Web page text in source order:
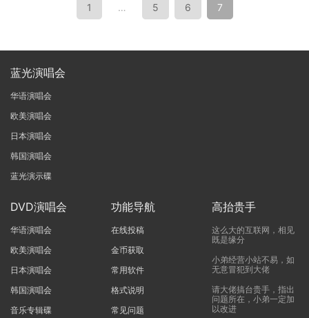
1 … 5 6 7
蓝光演唱会
华语演唱会
欧美演唱会
日本演唱会
韩国演唱会
蓝光演示碟
DVD演唱会
华语演唱会
欧美演唱会
日本演唱会
韩国演唱会
音乐专辑碟
功能导航
在线投稿
金币获取
常用软件
格式说明
常见问题
高抬贵手
这么大的互联网，相见
既是缘分
小弟经营小站不易，如
无意冒犯到大佬
请大佬搞台贵手，指出
问题所在，小弟一定加
以改进